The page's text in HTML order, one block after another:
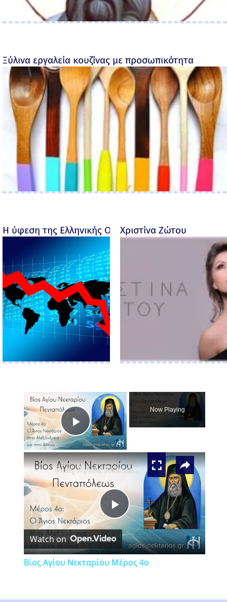
Ξύλινα εργαλεία κουζίνας με προσωπικότητα
Η ύφεση της Ελληνικής Οικονομίας - Ροσέτος
Χριστίνα Ζώτου
Play
Video
Now Playing
×
Play
Video
Βίος Αγίου Νεκταρίου Μέρος 4ο
Watch on
Βίος Αγίου Νεκταρίου Μέρος 4ο